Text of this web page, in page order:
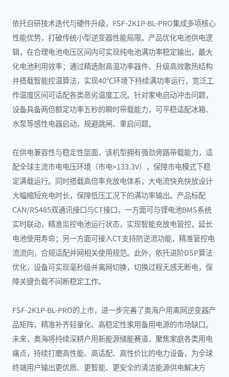
依托自研技术迭代与硬件升级，FSF-2K1P-BL-PRO集成多项核心
性能优势，打破传统小型逆变器性能局限。产品优化电池供电逻
辑，在合理电池电压区间内可实现纯电池满功率稳定输出，最大
化电池利用效率；通过精选耐高温功率器件、升级高效散热结构
并搭载智能控温算法，实现40℃环境下持续满功率运行，宽泛工
作温度区间可适配各类恶劣温度工况。针对家电启动冲击问题，
设备具备两倍额定功率五秒的瞬时带载能力，可平稳适配冰箱、
水泵等感性电器启动，规避跳闸、重启问题。
在供电兼容性与稳定性层面，该机型拥有强劲旁路带载能力，适
配全球主流市电电压环境（市电>133.3V），保障市电模式下稳
定满载运行。同时搭载高倍率充放电体系，大电流快充快放设计
大幅缩短充电时长，保障低压工况下的满功率输出。产品标配
CAN/RS485双通讯接口与CT接口，一方面可与锂电池BMS系统
实时联动，精准监控电池运行状态，实现智能充放电管控，延长
电池使用寿命；另一方面可接入CT支持防逆流功能，精准管控电
流流向，合规适配并网相关使用规范。此外，依托进阶DSP算法
优化，设备可实现毫秒级并离网切换，切换过程无感无断电，保
障关键负载不间断稳定工作。
FSF-2K1P-BL-PRO的上市，进一步完善了奥海户用离网逆变器产
品矩阵，精准补齐轻量化、高稳定性家用备用电源的市场缺口。
未来，奥海将持续深耕户用新能源储能赛道，聚焦家庭各类用电
痛点，持续打磨高性能、高适配、高性价比的电力设备，为全球
终端用户输出更优质、更智能、更安全的清洁能源供电解决方